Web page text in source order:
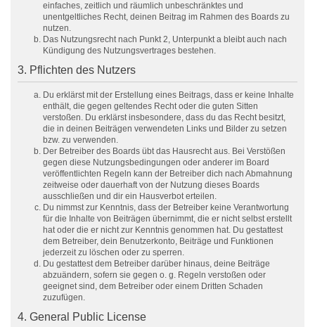
einfaches, zeitlich und räumlich unbeschränktes und
unentgeltliches Recht, deinen Beitrag im Rahmen des Boards zu
nutzen.
Das Nutzungsrecht nach Punkt 2, Unterpunkt a bleibt auch nach
Kündigung des Nutzungsvertrages bestehen.
3. Pflichten des Nutzers
Du erklärst mit der Erstellung eines Beitrags, dass er keine Inhalte
enthält, die gegen geltendes Recht oder die guten Sitten
verstoßen. Du erklärst insbesondere, dass du das Recht besitzt,
die in deinen Beiträgen verwendeten Links und Bilder zu setzen
bzw. zu verwenden.
Der Betreiber des Boards übt das Hausrecht aus. Bei Verstößen
gegen diese Nutzungsbedingungen oder anderer im Board
veröffentlichten Regeln kann der Betreiber dich nach Abmahnung
zeitweise oder dauerhaft von der Nutzung dieses Boards
ausschließen und dir ein Hausverbot erteilen.
Du nimmst zur Kenntnis, dass der Betreiber keine Verantwortung
für die Inhalte von Beiträgen übernimmt, die er nicht selbst erstellt
hat oder die er nicht zur Kenntnis genommen hat. Du gestattest
dem Betreiber, dein Benutzerkonto, Beiträge und Funktionen
jederzeit zu löschen oder zu sperren.
Du gestattest dem Betreiber darüber hinaus, deine Beiträge
abzuändern, sofern sie gegen o. g. Regeln verstoßen oder
geeignet sind, dem Betreiber oder einem Dritten Schaden
zuzufügen.
4. General Public License